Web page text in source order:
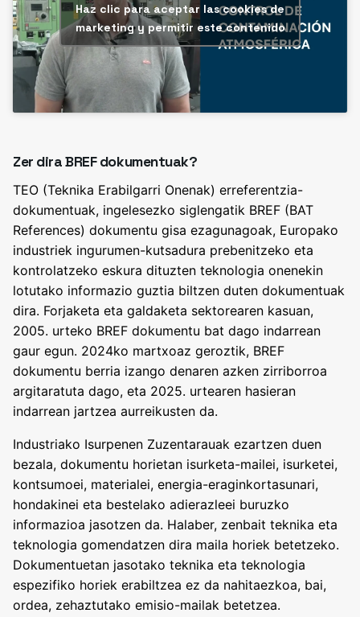
Haz clic para aceptar las cookies de
marketing y permitir este contenido
Zer dira BREF dokumentuak?
TEO (Teknika Erabilgarri Onenak) erreferentzia-
dokumentuak, ingelesezko siglengatik BREF (BAT
References) dokumentu gisa ezagunagoak, Europako
industriek ingurumen-kutsadura prebenitzeko eta
kontrolatzeko eskura dituzten teknologia onenekin
lotutako informazio guztia biltzen duten dokumentuak
dira. Forjaketa eta galdaketa sektorearen kasuan,
2005. urteko BREF dokumentu bat dago indarrean
gaur egun. 2024ko martxoaz geroztik, BREF
dokumentu berria izango denaren azken zirriborroa
argitaratuta dago, eta 2025. urtearen hasieran
indarrean jartzea aurreikusten da.
Industriako Isurpenen Zuzentarauak ezartzen duen
bezala, dokumentu horietan isurketa-mailei, isurketei,
kontsumoei, materialei, energia-eraginkortasunari,
hondakinei eta bestelako adierazleei buruzko
informazioa jasotzen da. Halaber, zenbait teknika eta
teknologia gomendatzen dira maila horiek betetzeko.
Dokumentuetan jasotako teknika eta teknologia
espezifiko horiek erabiltzea ez da nahitaezkoa, bai,
ordea, zehaztutako emisio-mailak betetzea.